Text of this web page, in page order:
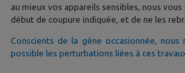
au mieux vos appareils sensibles, nous
début de coupure indiquée, et de ne les
Conscients de la gêne occasionnée,
possible les perturbations liées à ces